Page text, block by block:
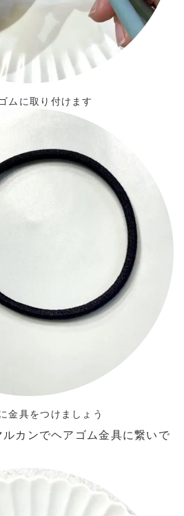
ムに取り付けます
金具をつけましょう
カンでヘアゴム金具に繋いで